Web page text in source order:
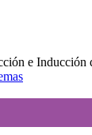
e Inducción